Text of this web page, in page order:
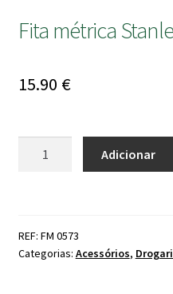
Fita métrica
15.90 €
8mts
Adicionar
REF: FM 0573
Categorias: Acessórios,